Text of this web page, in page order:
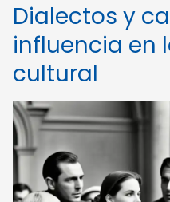
Dialectos y
influencia en
cultural